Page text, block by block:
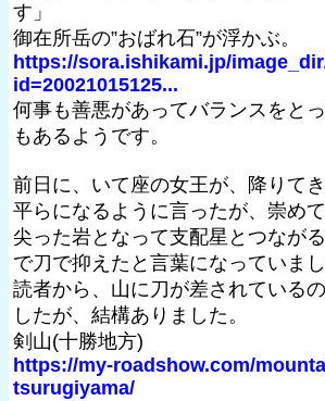
す」
御在所岳の”おばれ石”が浮かぶ。
https://sora.ishikami.jp/
id=20021015125...
何事も善悪があってバランスをと
もあるようです。
前日に、いて座の女王が、降りて
平らになるように言ったが、崇め
尖った岩となって支配星とつなが
で刀で抑えたと言葉になっていまし
読者から、山に刀が差されている
したが、結構ありました。
剣山(十勝地方)
https://my-roadshow.com/
tsurugiyama/